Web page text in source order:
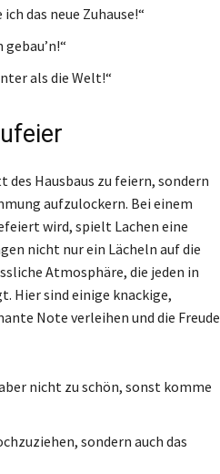
das neue Zuhause!“
als die Welt!“
Hausbaus zu feiern, sondern
aufzulockern. Bei einem
wird, spielt Lachen eine
nicht nur ein Lächeln auf die
Atmosphäre, die jeden in
Hier sind einige knackige,
Note verleihen und die Freude
nicht zu schön, sonst komme
sondern auch das